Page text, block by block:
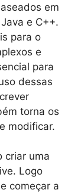
em
e C++.
para o
e
para
dessas
torna os
modificar.
criar uma
Logo
começar a